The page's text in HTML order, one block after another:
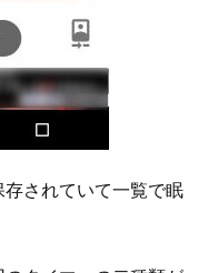
されていて一覧で眠